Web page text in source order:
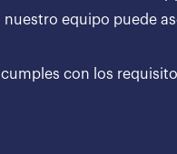
equipo puede
con los